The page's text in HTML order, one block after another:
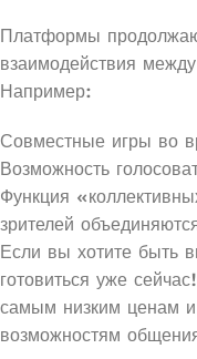
Платформы
взаимодействия
Например:
Совместные игры во
Возможность
Функция
зрителей
Если вы хотите быть
готовиться уже
самым низким ценам и
возможностям